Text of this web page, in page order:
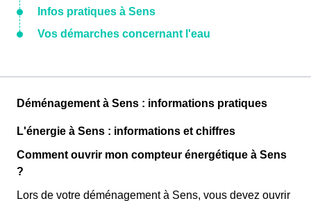
Infos pratiques à Sens
Vos démarches concernant l'eau
Déménagement à Sens : informations pratiques
L'énergie à Sens : informations et chiffres
Comment ouvrir mon compteur énergétique à Sens
?
Lors de votre déménagement à Sens, vous devez ouvrir